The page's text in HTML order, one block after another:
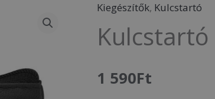
Kiegészítők, Kulcstartó
1 590Ft
Kulcstartó
Bőr
mennyiség